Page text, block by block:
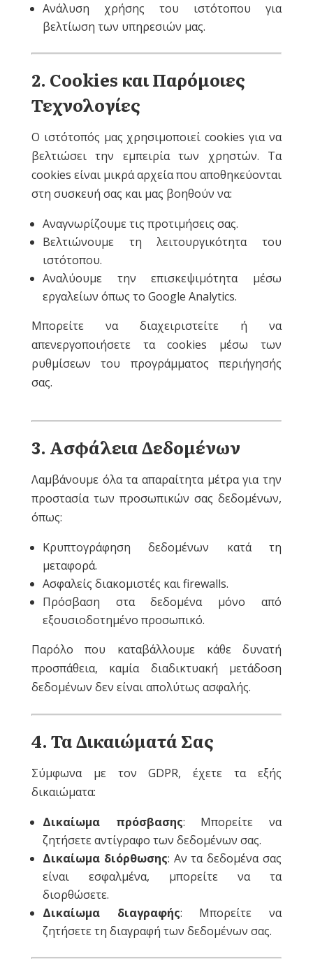
Ανάλυση χρήσης του ιστότοπου για
βελτίωση των υπηρεσιών μας.
2. Cookies και Παρόμοιες
Τεχνολογίες
Ο ιστότοπός μας χρησιμοποιεί cookies για να
βελτιώσει την εμπειρία των χρηστών. Τα
cookies είναι μικρά αρχεία που αποθηκεύονται
στη συσκευή σας και μας βοηθούν να:
Αναγνωρίζουμε τις προτιμήσεις σας.
Βελτιώνουμε τη λειτουργικότητα του
ιστότοπου.
Αναλύουμε την επισκεψιμότητα μέσω
εργαλείων όπως το Google Analytics.
Μπορείτε να διαχειριστείτε ή να
απενεργοποιήσετε τα cookies μέσω των
ρυθμίσεων του προγράμματος περιήγησής
σας.
3. Ασφάλεια Δεδομένων
Λαμβάνουμε όλα τα απαραίτητα μέτρα για την
προστασία των προσωπικών σας δεδομένων,
όπως:
Κρυπτογράφηση δεδομένων κατά τη
μεταφορά.
Ασφαλείς διακομιστές και firewalls.
Πρόσβαση στα δεδομένα μόνο από
εξουσιοδοτημένο προσωπικό.
Παρόλο που καταβάλλουμε κάθε δυνατή
προσπάθεια, καμία διαδικτυακή μετάδοση
δεδομένων δεν είναι απολύτως ασφαλής.
4. Τα Δικαιώματά Σας
Σύμφωνα με τον GDPR, έχετε τα εξής
δικαιώματα:
Δικαίωμα πρόσβασης: Μπορείτε να
ζητήσετε αντίγραφο των δεδομένων σας.
Δικαίωμα διόρθωσης: Αν τα δεδομένα σας
είναι εσφαλμένα, μπορείτε να τα
διορθώσετε.
Δικαίωμα διαγραφής: Μπορείτε να
ζητήσετε τη διαγραφή των δεδομένων σας.